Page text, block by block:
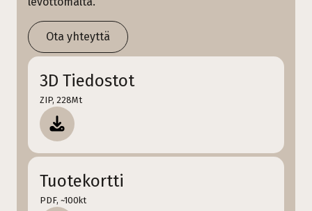
Ota yhteyttä
3D Tiedostot
ZIP, 228Mt
Tuotekortti
PDF, ~100kt